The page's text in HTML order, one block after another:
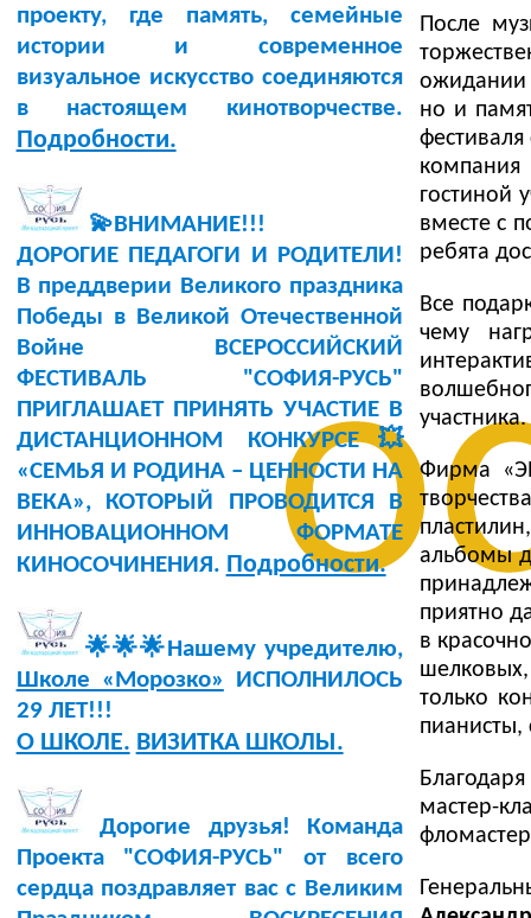
проекту, где память, семейные
истории и современное
визуальное искусство соединяются
в настоящем кинотворчестве.
Подробности.
💫ВНИМАНИЕ!!!
ДОРОГИЕ ПЕДАГОГИ И РОДИТЕЛИ!
В преддверии Великого праздника
Победы в Великой Отечественной
Войне ВСЕРОССИЙСКИЙ
ФЕСТИВАЛЬ "СОФИЯ-РУСЬ"
ПРИГЛАШАЕТ ПРИНЯТЬ УЧАСТИЕ В
ДИСТАНЦИОННОМ КОНКУРСЕ💥
«СЕМЬЯ И РОДИНА – ЦЕННОСТИ НА
ВЕКА», КОТОРЫЙ ПРОВОДИТСЯ В
ИННОВАЦИОННОМ ФОРМАТЕ
КИНОСОЧИНЕНИЯ. Подробности.
🌟🌟🌟Нашему учредителю,
Школе «Морозко» ИСПОЛНИЛОСЬ
29 ЛЕТ!!!
О ШКОЛЕ. ВИЗИТКА ШКОЛЫ.
Дорогие друзья! Команда
Проекта "СОФИЯ-РУСЬ" от всего
сердца поздравляет вас с Великим
После
ожидании
но и
гостиной
вместе с
ребята
Все
чему
участника.
Фирма
альбомы
приятно
в
только
пианисты,
мастер-